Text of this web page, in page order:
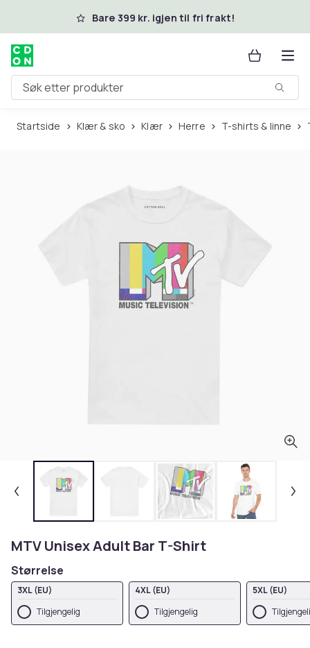
Hopp til hovedinnholdBare 399 kr. igjen til fri frakt!
Søk etter produkter
Startside Klær & sko Klær Herre T-shirts & linne
MTV Unisex Adult Bar T-Shirt
Størrelse
3XL (EU)
Tilgjengelig
4XL (EU)
Tilgjengelig
5XL (EU)